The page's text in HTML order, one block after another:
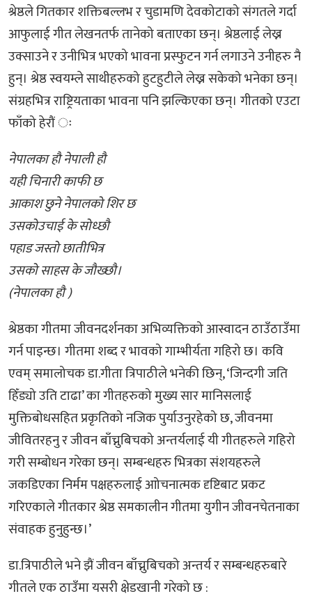
श्रेष्ठले गितकार शक्तिबल्लभ र चुडामणि देवकोटाको संगतले गर्दा
आफुलाई गीत लेखनतर्फ तानेको बताएका छन्। श्रेष्ठलाई लेख्न
उक्साउने र उनीभित्र भएको भावना प्रस्फुटन गर्न लगाउने उनीहरु नै
हुन्। श्रेष्ठ स्वयम्ले साथीहरुको हुटहुटीले लेख्न सकेको भनेका छन्।
संग्रहभित्र राष्ट्रियताका भावना पनि झल्किएका छन्। गीतको एउटा
फाँको हेरौं ः
नेपालका हौ नेपाली हौ
यही चिनारी काफी छ
आकाश छुने नेपालको शिर छ
उसकोउचाई के सोध्छौ
पहाड जस्तो छातीभित्र
उसको साहस के जौख्छौ।
(नेपालका हौ )
श्रेष्ठका गीतमा जीवनदर्शनका अभिव्यक्तिको आस्वादन ठाउँठाउँमा
गर्न पाइन्छ। गीतमा शब्द र भावको गाम्भीर्यता गहिरो छ। कवि
एवम् समालोचक डा.गीता त्रिपाठीले भनेकी छिन्, ‘जिन्दगी जति
हिँड्यो उति टाढा’ का गीतहरुको मुख्य सार मानिसलाई
मुक्तिबोधसहित प्रकृतिको नजिक पुर्याउनुरहेको छ, जीवनमा
जीवितरहनु र जीवन बाँच्नुबिचको अन्तर्यलाई यी गीतहरुले गहिरो
गरी सम्बोधन गरेका छन्। सम्बन्धहरु भित्रका संशयहरुले
जकडिएका निर्मम पक्षहरुलाई आोचनात्मक दृष्टिबाट प्रकट
गरिएकाले गीतकार श्रेष्ठ समकालीन गीतमा युगीन जीवनचेतनाका
संवाहक हुनुहुन्छ।’
डा.त्रिपाठीले भने झैं जीवन बाँच्नुबिचको अन्तर्य र सम्बन्धहरुबारे
गीतले एक ठाउँमा यसरी क्षेडखानी गरेको छ :